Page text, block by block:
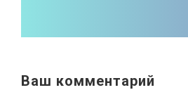
Ваш комментарий